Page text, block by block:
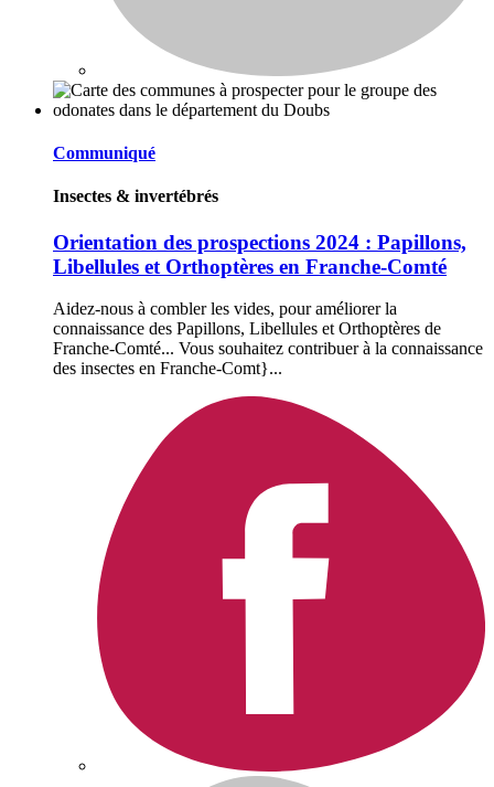
Communiqué
Insectes & invertébrés
Orientation des prospections 2024 : Papillons,
Libellules et Orthoptères en Franche-Comté
Aidez-nous à combler les vides, pour améliorer la
connaissance des Papillons, Libellules et Orthoptères de
Franche-Comté... Vous souhaitez contribuer à la connaissance
des insectes en Franche-Comt}...